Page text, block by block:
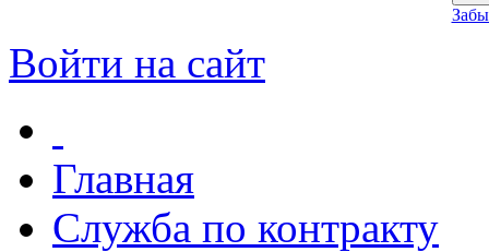
Войти на сайт
Главная
Служба по контракту